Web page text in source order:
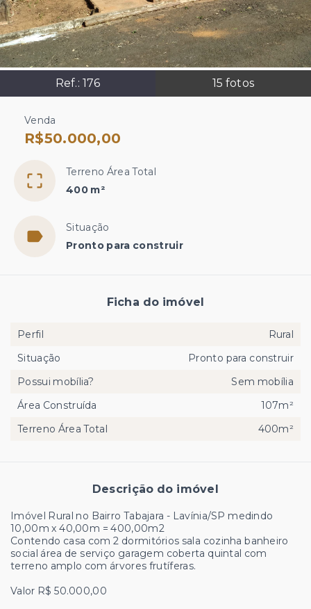
Ref.: 176 15 fotos
Venda
R$50.000,00
Terreno Área Total
400 m²
Situação
Pronto para construir
Descrição do imóvel
Imóvel Rural no Bairro Tabajara - Lavínia/SP medindo
10,00m x 40,00m = 400,00m2
Contendo casa com 2 dormitórios sala cozinha banheiro
social área de serviço garagem coberta quintal com
terreno amplo com árvores frutíferas.
Valor R$ 50.000,00
Ficha do imóvel
Perfil
Rural
Situação
Pronto para construir
Possui mobília?
Sem mobília
Área Construída
107m²
Terreno Área Total
400m²